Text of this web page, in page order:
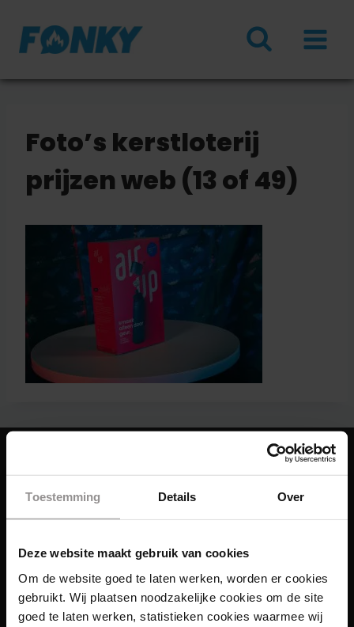
Toestemming Details Over
Deze website maakt gebruik van cookies
Om de website goed te laten werken, worden er cookies
gebruikt. Wij plaatsen noodzakelijke cookies om de site
goed te laten werken, statistieken cookies waarmee wij
naar
inhoud
Foto’s kerstloterij
prijzen web (13 of 49)